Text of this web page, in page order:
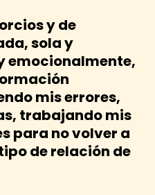
y de
sola y
emocionalmente,
mis errores,
trabajando mis
para no volver a
de relación de